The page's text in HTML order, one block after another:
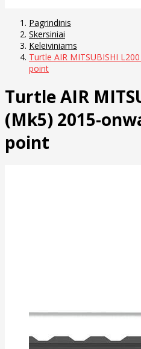
Pagrindinis
Skersiniai
Keleiviniams
Turtle AIR MITSUBISHI
point
Turtle AIR
(Mk5) 2015-
point